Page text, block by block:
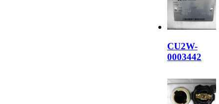
CU2W-
0003442